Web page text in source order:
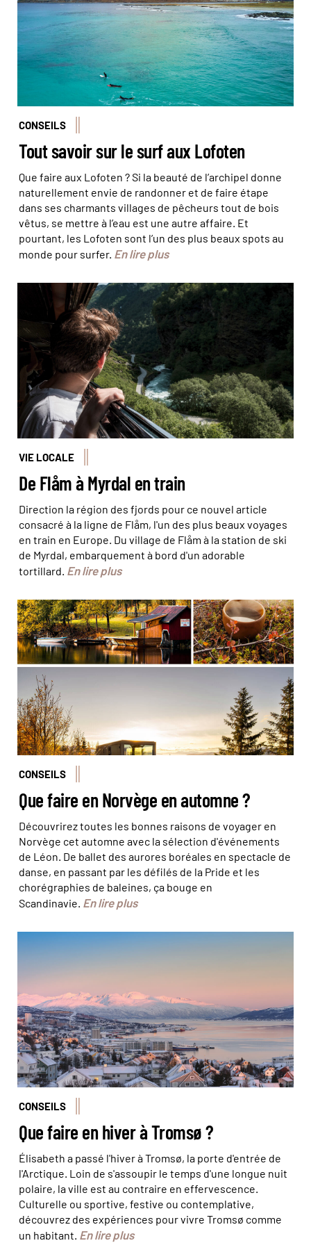
CONSEILS
Tout savoir sur le surf aux Lofoten
Que faire aux Lofoten ? Si la beauté de l’archipel donne
naturellement envie de randonner et de faire étape
dans ses charmants villages de pêcheurs tout de bois
vêtus, se mettre à l’eau est une autre affaire. Et
pourtant, les Lofoten sont l’un des plus beaux spots au
monde pour surfer. En lire plus
La région des fjords comme vous ne l'avez jamais vue à
bord du train Flåm © Juliette ROBERT/HAYTHAM-
REA/Comptoir des Voyages
VIE LOCALE
De Flåm à Myrdal en train
Direction la région des fjords pour ce nouvel article
consacré à la ligne de Flåm, l'un des plus beaux voyages
en train en Europe. Du village de Flåm à la station de ski
de Myrdal, embarquement à bord d'un adorable
tortillard. En lire plus
Quand la Norvège revêt ses atours d’automne, elle est
irrésisitible. ©amnordic – Visit Telemark / ©Kristoffer
Møllevik – Visit Helgeland / ©Narvikfjellet
CONSEILS
Que faire en Norvège en automne ?
Découvrirez toutes les bonnes raisons de voyager en
Norvège cet automne avec la sélection d'événements
de Léon. De ballet des aurores boréales en spectacle de
danse, en passant par les défilés de la Pride et les
chorégraphies de baleines, ça bouge en
Scandinavie. En lire plus
Lever de soleil sur Tromso © belov3097/stock.adobe
CONSEILS
Que faire en hiver à Tromsø ?
Élisabeth a passé l'hiver à Tromsø, la porte d'entrée de
l'Arctique. Loin de s'assoupir le temps d'une longue nuit
polaire, la ville est au contraire en effervescence.
Culturelle ou sportive, festive ou contemplative,
découvrez des expériences pour vivre Tromsø comme
un habitant. En lire plus